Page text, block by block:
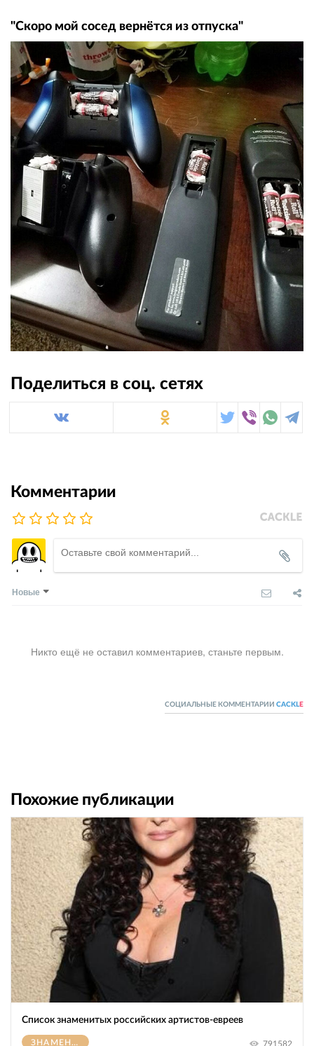
"Скоро мой сосед вернётся из отпуска"
Поделиться в соц. сетях
Комментарии
Новые
Никто ещё не оставил комментариев, станьте первым.
СОЦИАЛЬНЫЕ КОММЕНТАРИИ CACKL E
Похожие публикации
Список знаменитых российских артистов-евреев
ЗНАМЕНИТОСТИ 791582